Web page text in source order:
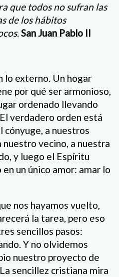
que todos no sufran las
de los hábitos
.San Juan Pablo II
lo externo. Un hogar
por qué ser armonioso,
ordenado llevando
verdadero orden está
cónyuge, a nuestros
nuestro vecino, a nuestra
y luego el Espíritu
un único amor: amar lo
nos hayamos vuelto,
la tarea, pero eso
sencillos pasos:
Y no olvidemos
nuestro proyecto de
sencillez cristiana mira